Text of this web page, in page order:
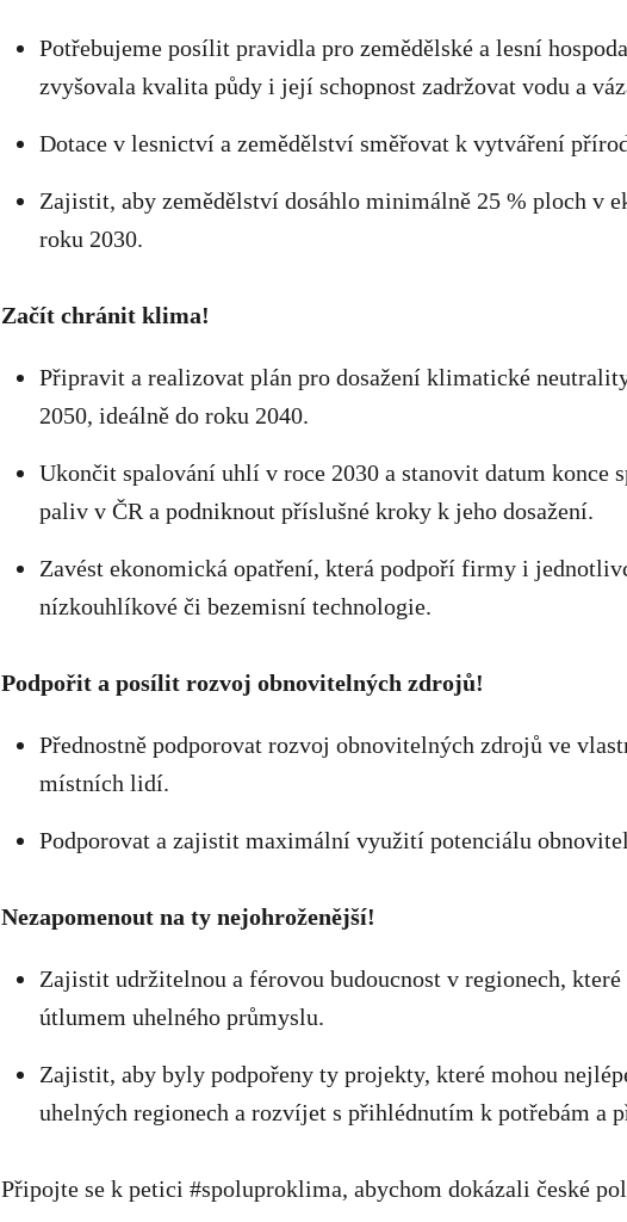
Potřebujeme posílit pravidla pro zemědělské a lesní
zvyšovala kvalita půdy i její schopnost zadržovat vodu a
Dotace v lesnictví a zemědělství směřovat k vytváření
Zajistit, aby zemědělství dosáhlo minimálně 25 % ploch v
roku 2030.
Začít chránit klima!
Připravit a realizovat plán pro dosažení klimatické
2050, ideálně do roku 2040.
Ukončit spalování uhlí v roce 2030 a stanovit datum konce
paliv v ČR a podniknout příslušné kroky k jeho dosažení.
Zavést ekonomická opatření, která podpoří firmy i
nízkouhlíkové či bezemisní technologie.
Podpořit a posílit rozvoj obnovitelných zdrojů!
Přednostně podporovat rozvoj obnovitelných zdrojů ve
místních lidí.
Podporovat a zajistit maximální využití potenciálu
Nezapomenout na ty nejohroženější!
Zajistit udržitelnou a férovou budoucnost v regionech,
útlumem uhelného průmyslu.
Zajistit, aby byly podpořeny ty projekty, které mohou
uhelných regionech a rozvíjet s přihlédnutím k potřebám a
Připojte se k petici #spoluproklima, abychom dokázali české